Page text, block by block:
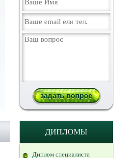
ДИПЛОМЫ
Диплом специалиста